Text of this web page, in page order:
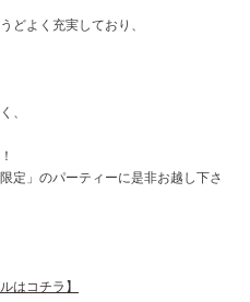
どよく充実しており、
、
！
定」のパーティーに是非お越し下さ
はコチラ】